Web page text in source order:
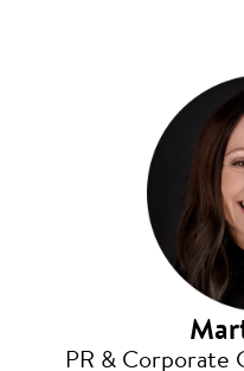
PR & Corporate